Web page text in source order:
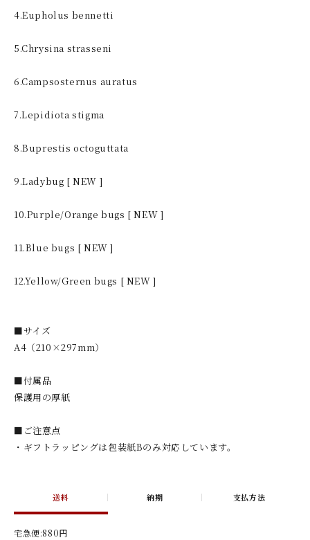
4.Eupholus bennetti
5.Chrysina strasseni
6.Campsosternus auratus
7.Lepidiota stigma
8.Buprestis octoguttata
9.Ladybug [ NEW ]
10.Purple/Orange bugs [ NEW ]
11.Blue bugs [ NEW ]
12.Yellow/Green bugs [ NEW ]
■サイズ
A4（210×297mm）
■付属品
保護用の厚紙
■ご注意点
・ギフトラッピングは包装紙Bのみ対応しています。
送料 納期 支払方法
宅急便:880円